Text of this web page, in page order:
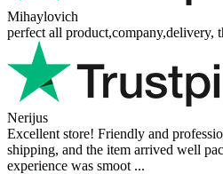
Mihaylovich
perfect all product,company,delivery,
Nerijus
Excellent store! Friendly and
shipping, and the item arrived well
experience was smoot ...